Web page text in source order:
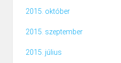
2015. október
2015. szeptember
2015. július